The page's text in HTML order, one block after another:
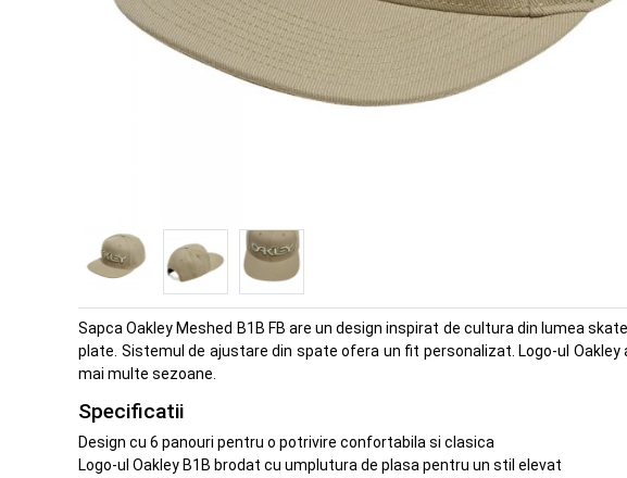
Sapca Oakley Meshed B1B FB are un design inspirat de cultura din lumea
plate. Sistemul de ajustare din spate ofera un fit personalizat. Logo-ul
mai multe sezoane.
Specificatii
Design cu 6 panouri pentru o potrivire confortabila si clasica
Logo-ul Oakley B1B brodat cu umplutura de plasa pentru un stil elevat